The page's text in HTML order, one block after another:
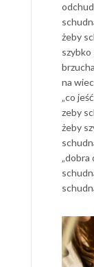
żeby
szybko
na
„co
zeby
żeby
„dobra